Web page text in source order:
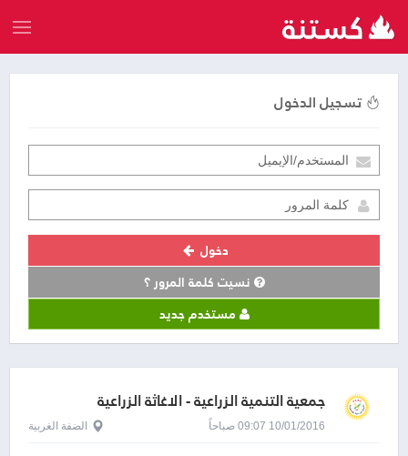
تسجيل الدخول
دخول
نسيت كلمة المرور ؟
مستخدم جديد
جمعية التنمية الزراعية - الاغاثة الزراعية
الفلسطينية - بارك
10/01/2016 09:07 صباحاً الضفة الغربية